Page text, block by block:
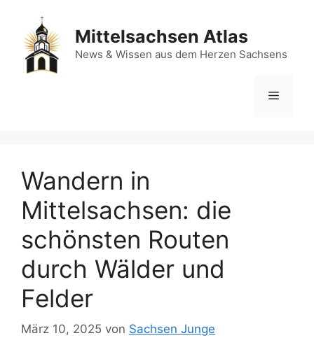
springen
Mittelsachsen Atlas
News & Wissen aus dem Herzen Sachsens
Menü
Wandern in
Mittelsachsen: die
schönsten Routen
durch Wälder und
Felder
März 10, 2025 von Sachsen Junge